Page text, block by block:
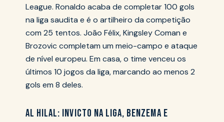
League. Ronaldo acaba de completar 100 gols
na liga saudita e é o artilheiro da competição
com 25 tentos. João Félix, Kingsley Coman e
Brozovic completam um meio-campo e ataque
de nível europeu. Em casa, o time venceu os
últimos 10 jogos da liga, marcando ao menos 2
gols em 8 deles.
AL HILAL: INVICTO NA LIGA, BENZEMA E